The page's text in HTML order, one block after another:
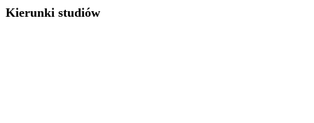
Kierunki studiów